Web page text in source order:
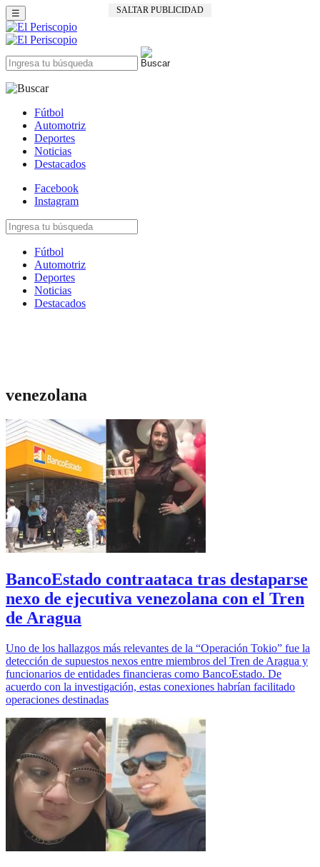
SALTAR PUBLICIDAD
☰
Fútbol
Automotriz
Deportes
Noticias
Destacados
Facebook
Instagram
Fútbol
Automotriz
Deportes
Noticias
Destacados
venezolana
BancoEstado contraataca tras destaparse
nexo de ejecutiva venezolana con el Tren
de Aragua
Uno de los hallazgos más relevantes de la “Operación Tokio” fue la
detección de supuestos nexos entre miembros del Tren de Aragua y
funcionarios de entidades financieras como BancoEstado. De
acuerdo con la investigación, estas conexiones habrían facilitado
operaciones destinadas